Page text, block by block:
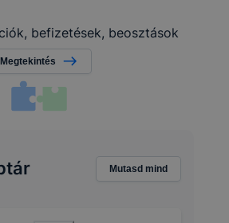
befizetések, beosztások
Megtekintés
Mutasd mind